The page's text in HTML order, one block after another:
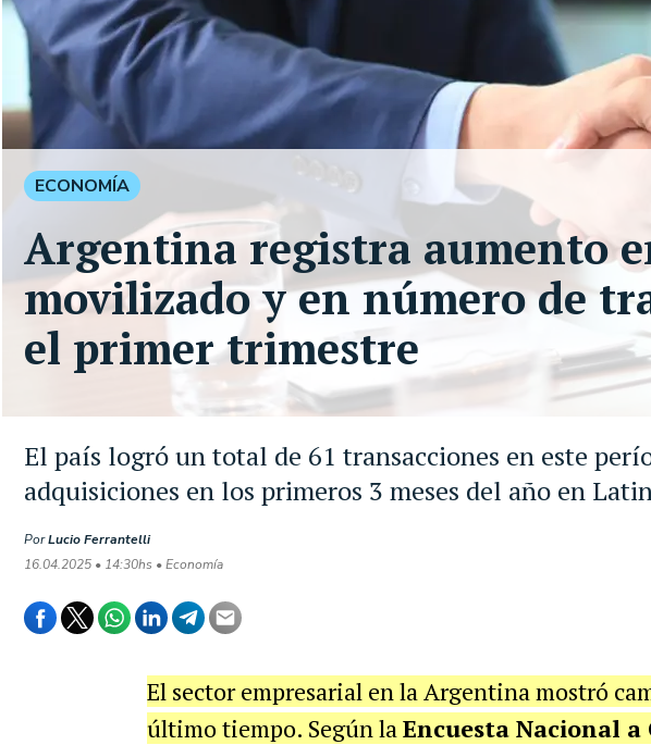
El país logró un total de 61 transacciones en este
adquisiciones en los primeros 3 meses del año en
PorLucio Ferrantelli
16.04.2025 • 14:30hs • Economía
ECONOMÍA
Argentina registra aumento
movilizado y en número de
el primer trimestre
El sector empresarial en la Argentina mostró
último tiempo. Según laEncuesta Nacional a